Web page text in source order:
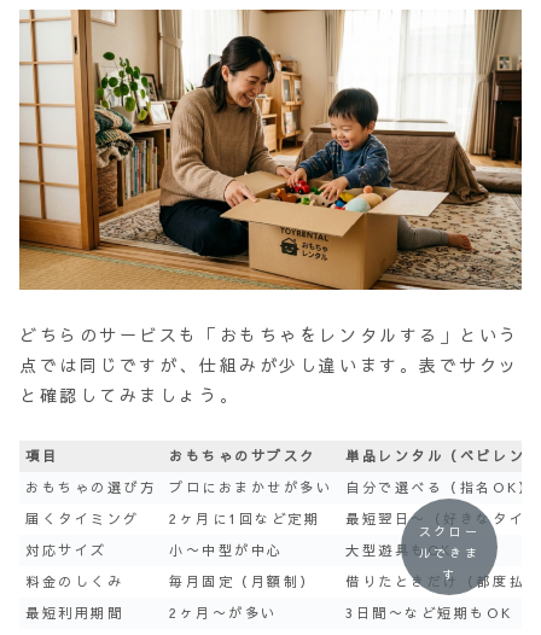
どちらのサービスも「おもちゃをレンタルする」という
点では同じですが、仕組みが少し違います。表でサクッ
と確認してみましょう。
項目 おもちゃのサブスク
単品レンタル（ベビレン
おもちゃの選び方
プロにおまかせが多い
自分で選べる（指名OK）
届くタイミング
2ヶ月に1回など定期
最短翌日〜（好きなタイ
対応サイズ
小〜中型が中心
大型遊具もOK
料金のしくみ
毎月固定（月額制）
借りたときだけ（都度払
最短利用期間
2ヶ月〜が多い 3日間〜など短期もOK
スクロー
ルできま
す